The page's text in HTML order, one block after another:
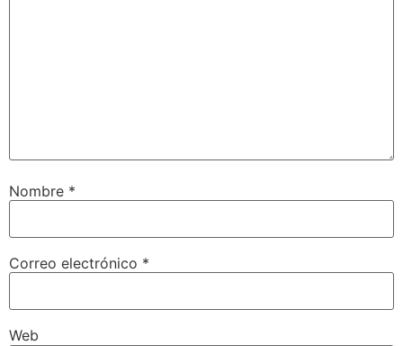
Nombre *
Correo electrónico *
Web